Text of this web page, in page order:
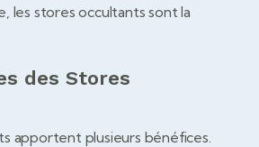
les stores occultants sont la
des Stores
apportent plusieurs bénéfices.